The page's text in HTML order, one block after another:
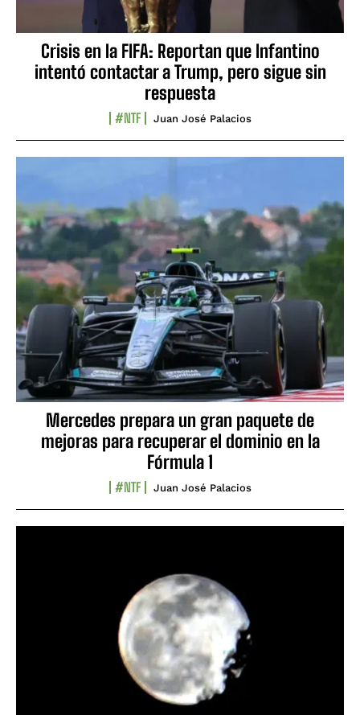
Crisis en la FIFA: Reportan que Infantino
intentó contactar a Trump, pero sigue sin
respuesta
#NTF Juan José Palacios
Mercedes prepara un gran paquete de
mejoras para recuperar el dominio en la
Fórmula 1
#NTF Juan José Palacios